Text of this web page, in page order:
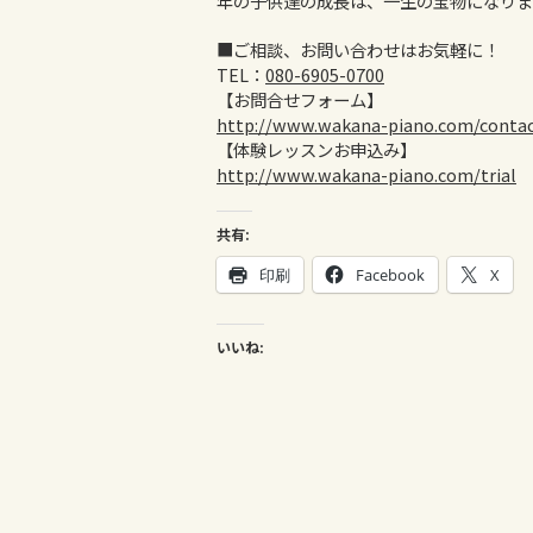
■ご相談、お問い合わせはお気軽に！
TEL： 080-6905-0700
【お問合せフォーム】
http://www.wakana-piano.com/
【体験レッスンお申込み】
http://www.wakana-piano.com/trial
共有:
印刷 Facebook X
いいね: